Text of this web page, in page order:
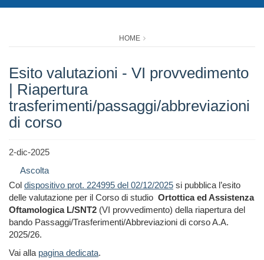
HOME
Esito valutazioni - VI provvedimento
| Riapertura
trasferimenti/passaggi/abbreviazioni
di corso
2-dic-2025
Ascolta
Col dispositivo prot. 224995 del 02/12/2025 si pubblica l’esito
delle valutazione per il Corso di studio Ortottica ed Assistenza
Oftamologica L/SNT2 (VI provvedimento) della riapertura del
bando Passaggi/Trasferimenti/Abbreviazioni di corso A.A.
2025/26.
Vai alla pagina dedicata.